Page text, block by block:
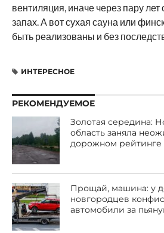
вентиляция, иначе через пару лет
запах. А вот сухая сауна или
быть реализованы и без
ИНТЕРЕСНОЕ
РЕКОМЕНДУЕМОЕ
Золотая середина:
область заняла
дорожном рейтинге
Прощай, машина: у
новгородцев
автомобили за